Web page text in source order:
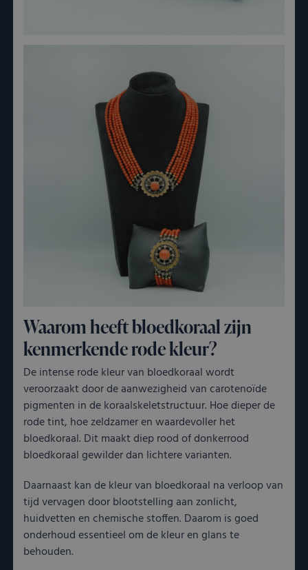
Waarom heeft bloedkoraal zijn
kenmerkende rode kleur?
De intense rode kleur van bloedkoraal wordt
veroorzaakt door de aanwezigheid van carotenoïde
pigmenten in de koraalskeletstructuur. Hoe dieper de
rode tint, hoe zeldzamer en waardevoller het
bloedkoraal. Dit maakt diep rood of donkerrood
bloedkoraal gewilder dan lichtere varianten.
Daarnaast kan de kleur van bloedkoraal na verloop van
tijd vervagen door blootstelling aan zonlicht,
huidvetten en chemische stoffen. Daarom is goed
onderhoud essentieel om de kleur en glans te
behouden.